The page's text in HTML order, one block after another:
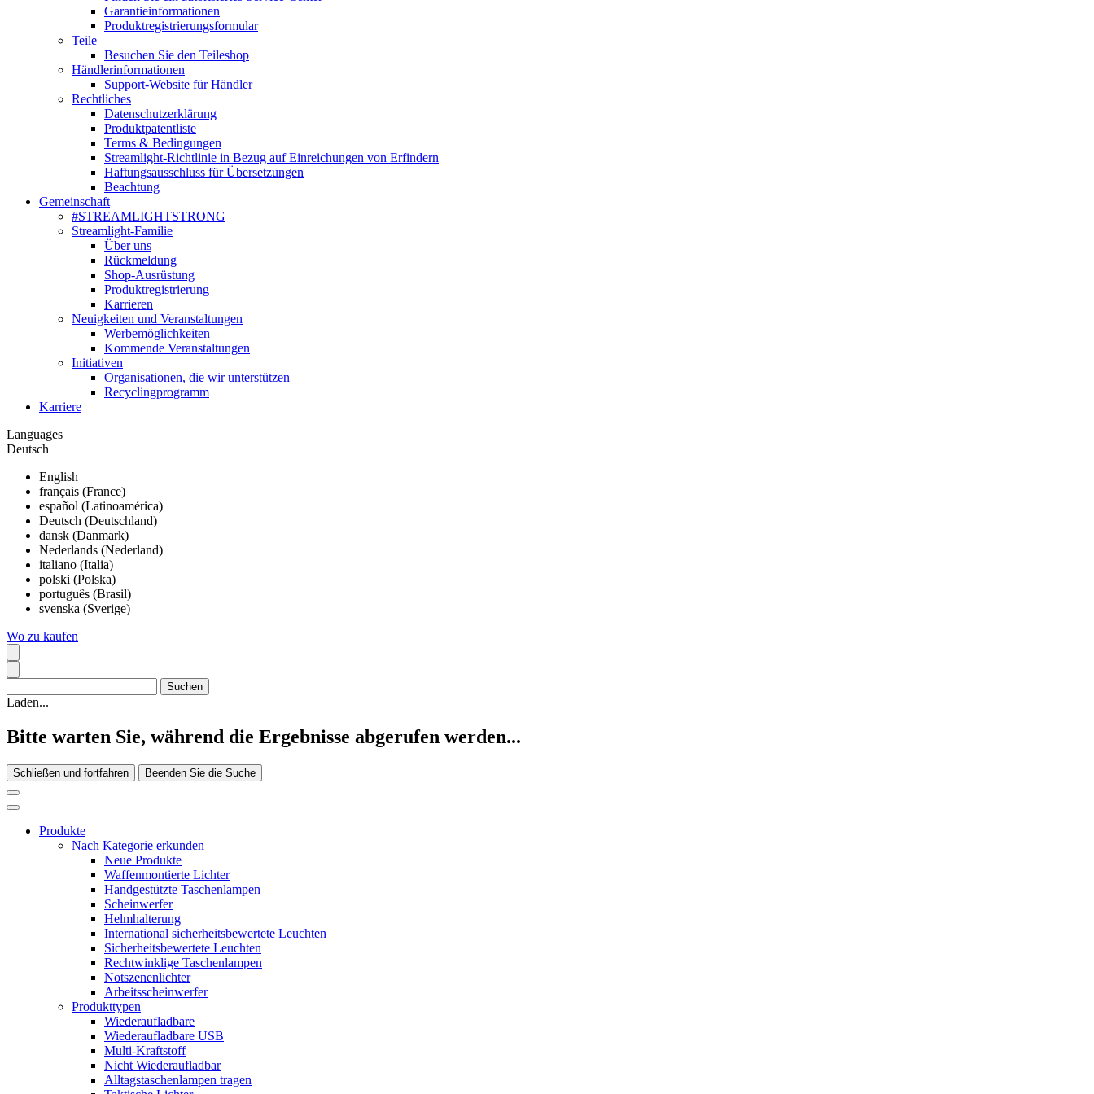
Garantieinformationen
Produktregistrierungsformular
Teile
Besuchen Sie den Teileshop
Händlerinformationen
Support-Website für Händler
Rechtliches
Datenschutzerklärung
Produktpatentliste
Terms & Bedingungen
Streamlight-Richtlinie in Bezug auf Einreichungen von Erfindern
Haftungsausschluss für Übersetzungen
Beachtung
Gemeinschaft
#STREAMLIGHTSTRONG
Streamlight-Familie
Über uns
Rückmeldung
Shop-Ausrüstung
Produktregistrierung
Karrieren
Neuigkeiten und Veranstaltungen
Werbemöglichkeiten
Kommende Veranstaltungen
Initiativen
Organisationen, die wir unterstützen
Recyclingprogramm
Karriere
Languages
Deutsch
English
français (France)
español (Latinoamérica)
Deutsch (Deutschland)
dansk (Danmark)
Nederlands (Nederland)
italiano (Italia)
polski (Polska)
português (Brasil)
svenska (Sverige)
Wo zu kaufen
Laden...
Bitte warten Sie, während die Ergebnisse abgerufen werden...
Schließen und fortfahren Beenden Sie die Suche
Produkte
Nach Kategorie erkunden
Neue Produkte
Waffenmontierte Lichter
Handgestützte Taschenlampen
Scheinwerfer
Helmhalterung
International sicherheitsbewertete Leuchten
Sicherheitsbewertete Leuchten
Rechtwinklige Taschenlampen
Notszenenlichter
Arbeitsscheinwerfer
Produkttypen
Wiederaufladbare
Wiederaufladbare USB
Multi-Kraftstoff
Nicht Wiederaufladbar
Alltagstaschenlampen tragen